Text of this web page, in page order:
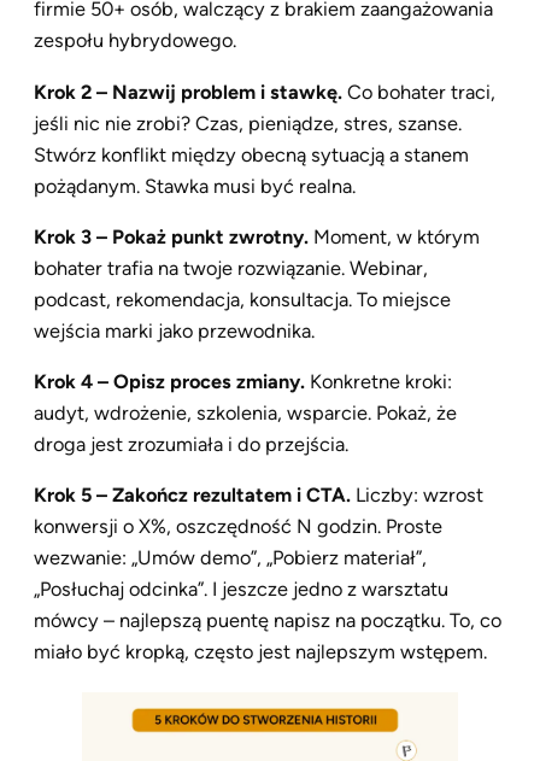
firmie 50+ osób, walczący z brakiem zaangażowania
zespołu hybrydowego.
Krok 2 – Nazwij problem i stawkę. Co bohater traci,
jeśli nic nie zrobi? Czas, pieniądze, stres, szanse.
Stwórz konflikt między obecną sytuacją a stanem
pożądanym. Stawka musi być realna.
Krok 3 – Pokaż punkt zwrotny. Moment, w którym
bohater trafia na twoje rozwiązanie. Webinar,
podcast, rekomendacja, konsultacja. To miejsce
wejścia marki jako przewodnika.
Krok 4 – Opisz proces zmiany. Konkretne kroki:
audyt, wdrożenie, szkolenia, wsparcie. Pokaż, że
droga jest zrozumiała i do przejścia.
Krok 5 – Zakończ rezultatem i CTA. Liczby: wzrost
konwersji o X%, oszczędność N godzin. Proste
wezwanie: „Umów demo”, „Pobierz materiał”,
„Posłuchaj odcinka”. I jeszcze jedno z warsztatu
mówcy – najlepszą puentę napisz na początku. To, co
miało być kropką, często jest najlepszym wstępem.